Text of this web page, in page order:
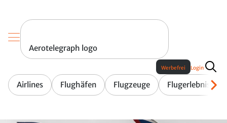
Aerotelegraph logo
Airlines Flughäfen Flugzeuge Flugerlebnis
Werbefrei Login